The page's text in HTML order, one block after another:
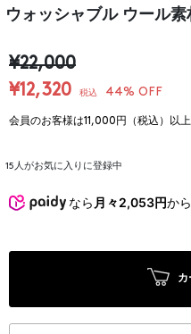
ウォッシャブル ウール素
¥22,000
¥12,320
税込 44% OFF
会員のお客様は11,000円（税込）以
15 人がお気に入りに登録中
なら 月々2,053円か
カ